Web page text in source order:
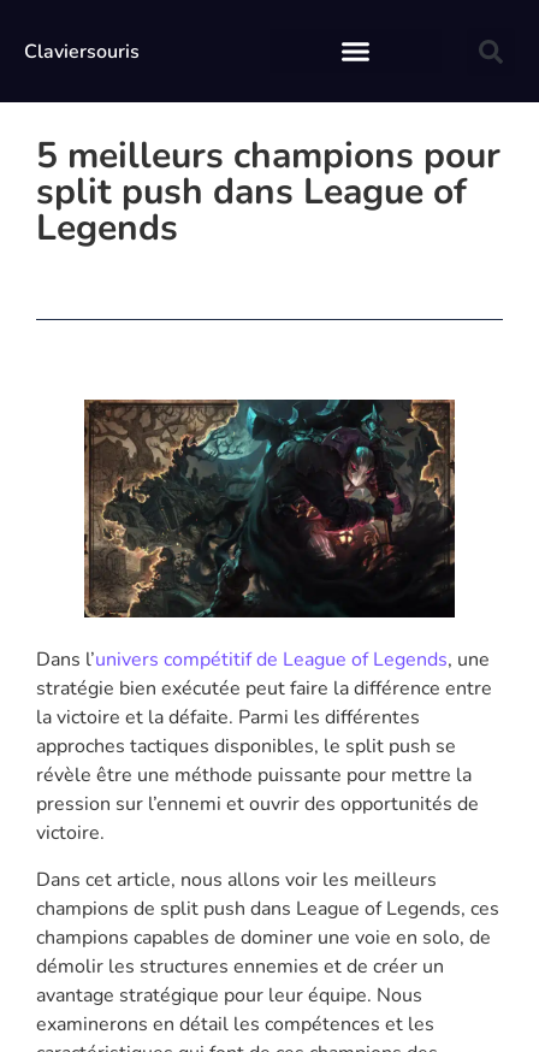
Claviersouris
5 meilleurs champions pour
split push dans League of
Legends
Dans l’univers compétitif de League of Legends, une
stratégie bien exécutée peut faire la différence entre
la victoire et la défaite. Parmi les différentes
approches tactiques disponibles, le split push se
révèle être une méthode puissante pour mettre la
pression sur l’ennemi et ouvrir des opportunités de
victoire.
Dans cet article, nous allons voir les meilleurs
champions de split push dans League of Legends, ces
champions capables de dominer une voie en solo, de
démolir les structures ennemies et de créer un
avantage stratégique pour leur équipe. Nous
examinerons en détail les compétences et les